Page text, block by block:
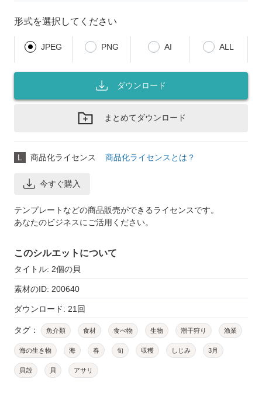
形式を選択してください
JPEG PNG AI ALL
ダウンロード
まとめてダウンロード
L 商品化ライセンス 商品化ライセンスとは？
今すぐ購入
テンプレートなどの商品販売ができるライセンスです。
あなたのビジネスにご活用ください。
このシルエットについて
タイトル: 2個の貝
素材のID: 200640
ダウンロード: 21回
タグ： 魚介類 食材 食べ物 生物 潮干狩り 漁業
海の生き物 海 春 旬 収穫 しじみ 3月
貝殻 貝 アサリ